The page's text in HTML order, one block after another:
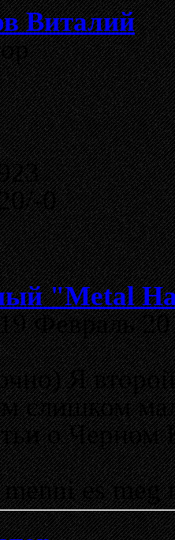
Виталий
0
"Metal
Февраль
Я
слишком
о Черном
es meg